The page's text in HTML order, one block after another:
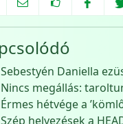
Sebestyén Daniella
Nincs megállás:
Érmes hétvége a
Szép helyezések a